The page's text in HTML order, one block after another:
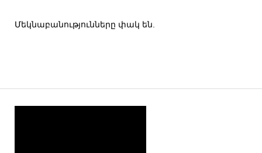
Մեկնաբանությունները փակ են.